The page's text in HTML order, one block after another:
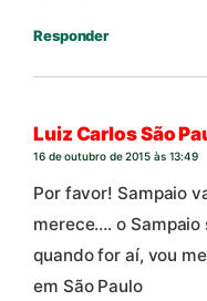
Responder
Luiz Carlos São
16 de outubro de 2015 às 13:49
Por favor! Sampaio
merece…. o Sampaio
quando for aí, vou
em São Paulo